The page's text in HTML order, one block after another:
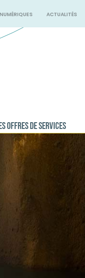
ACTUALITÉS
OFFRES DE SERVICES